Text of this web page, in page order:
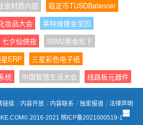
金材质内胆
稳定币TUSDBalancer
妆品大会
莱特维健金至因
七夕仙侠夜
S5M2黑金松下
ERP
三星彩色电子纸
统 中国智慧生活大会 线路板元器件
链接 ┊ 内容开放 ┊ 内容联系 ┊ 独家报道 ┊ 法律声明
2016-2021 皖ICP备2021000519-1